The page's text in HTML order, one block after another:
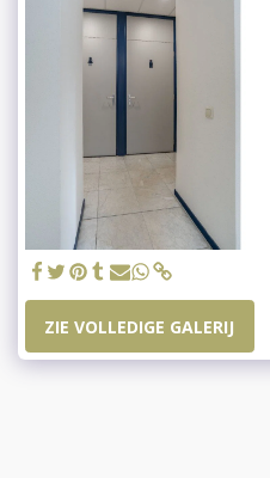
ZIE VOLLEDIGE GALERIJ